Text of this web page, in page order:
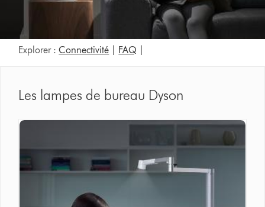
Explorer :Connectivité FAQ
Les lampes de bureau Dyson